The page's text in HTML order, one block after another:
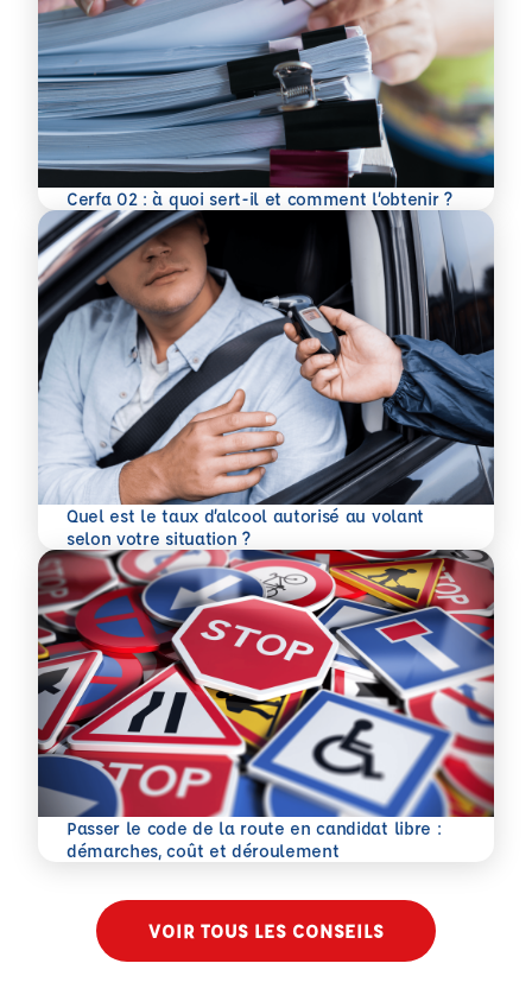
Cerfa 02 : à quoi sert-il et comment l’obtenir ?
En savoir plus
Quel est le taux d’alcool autorisé au volant
selon votre situation ?
En savoir plus
Passer le code de la route en candidat libre :
démarches, coût et déroulement
En savoir plus
VOIR TOUS LES CONSEILS